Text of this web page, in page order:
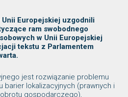
Unii Europejskiej uzgodnili
ram swobodnego
w Unii Europejskiej
tekstu z Parlamentem
jest rozwiązanie problemu
barier lokalizacyjnych (prawnych i
gospodarczego),